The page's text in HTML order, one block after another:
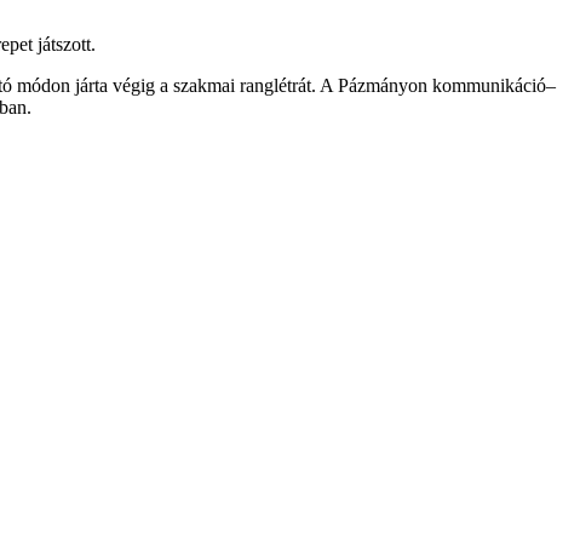
játszott.
módon járta végig a szakmai ranglétrát. A Pázmányon kommunikáció–